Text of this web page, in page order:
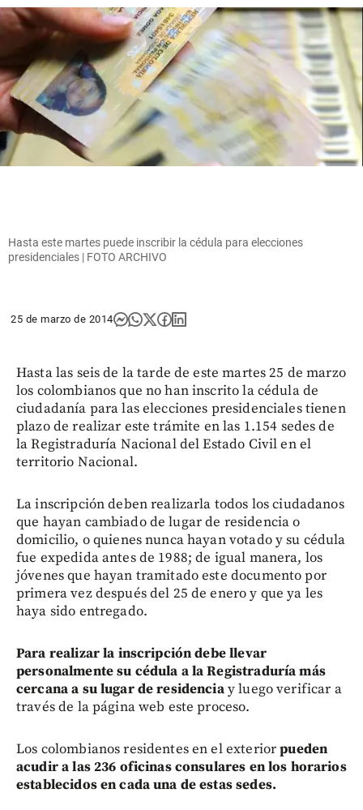
Hasta este martes puede inscribir la cédula para elecciones
presidenciales | FOTO ARCHIVO
25 de marzo de 2014
Hasta las seis de la tarde de este martes 25 de marzo
los colombianos que no han inscrito la cédula de
ciudadanía para las elecciones presidenciales tienen
plazo de realizar este trámite en las 1.154 sedes de
la Registraduría Nacional del Estado Civil en el
territorio Nacional.
La inscripción deben realizarla todos los ciudadanos
que hayan cambiado de lugar de residencia o
domicilio, o quienes nunca hayan votado y su cédula
fue expedida antes de 1988; de igual manera, los
jóvenes que hayan tramitado este documento por
primera vez después del 25 de enero y que ya les
haya sido entregado.
Para realizar la inscripción debe llevar
personalmente su cédula a la Registraduría más
cercana a su lugar de residenciay luego verificar a
través de la página web este proceso.
Los colombianos residentes en el exteriorpueden
acudir a las 236 oficinas consulares en los horarios
establecidos en cada una de estas sedes.